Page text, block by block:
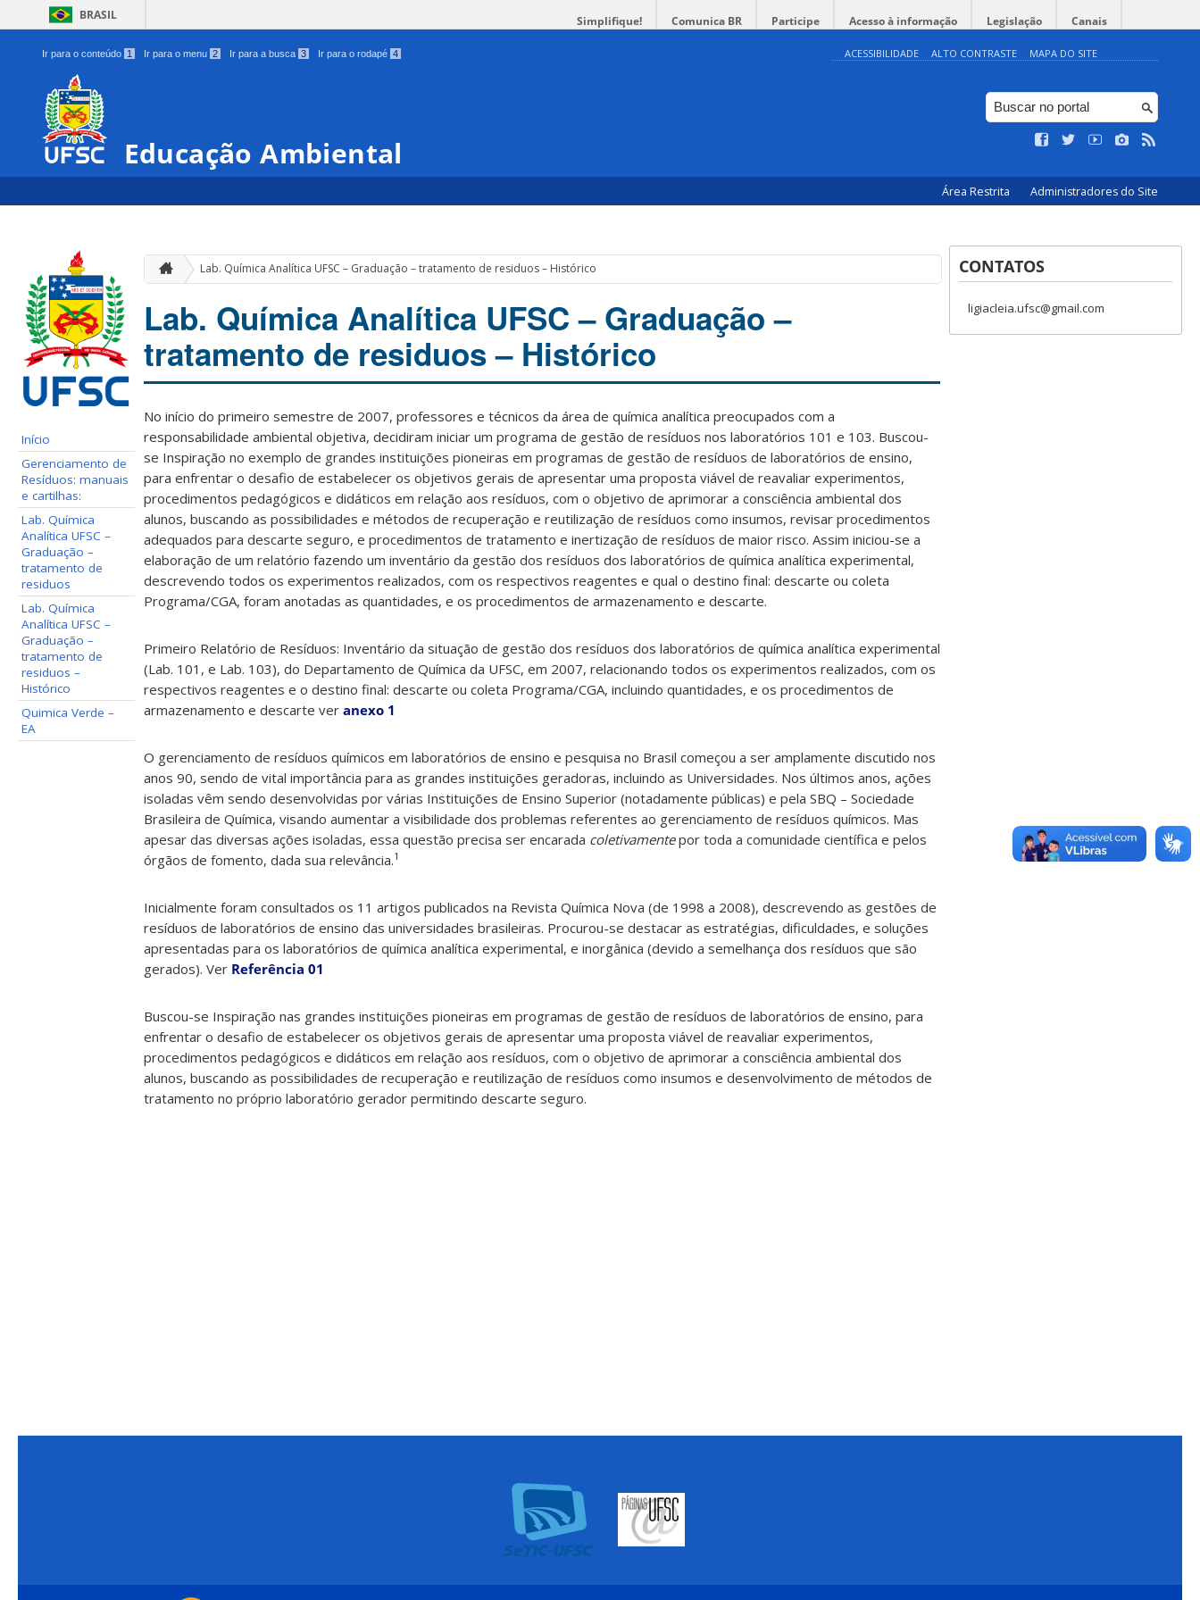
BRASIL Simplifique! Comunica BR Participe Acesso à informação Legislação Canais
Ir para o conteúdo 1 Ir para o menu 2 Ir para a busca 3 Ir para o rodapé 4 ACESSIBILIDADE ALTO CONTRASTE MAPA DO SITE
Educação Ambiental
Área Restrita Administradores do Site
Início
Gerenciamento de
Resíduos: manuais
e cartilhas:
Lab. Química
Analítica UFSC –
Graduação –
tratamento de
residuos
Lab. Química
Analítica UFSC –
Graduação –
tratamento de
residuos –
Histórico
Quimica Verde –
EA
Lab. Química Analítica UFSC – Graduação – tratamento de residuos – Histórico
Lab. Química Analítica UFSC – Graduação –
tratamento de residuos – Histórico
No início do primeiro semestre de 2007, professores e técnicos da área de química analítica preocupados com a
responsabilidade ambiental objetiva, decidiram iniciar um programa de gestão de resíduos nos laboratórios 101 e 103. Buscou-
se Inspiração no exemplo de grandes instituições pioneiras em programas de gestão de resíduos de laboratórios de ensino,
para enfrentar o desafio de estabelecer os objetivos gerais de apresentar uma proposta viável de reavaliar experimentos,
procedimentos pedagógicos e didáticos em relação aos resíduos, com o objetivo de aprimorar a consciência ambiental dos
alunos, buscando as possibilidades e métodos de recuperação e reutilização de resíduos como insumos, revisar procedimentos
adequados para descarte seguro, e procedimentos de tratamento e inertização de resíduos de maior risco. Assim iniciou-se a
elaboração de um relatório fazendo um inventário da gestão dos resíduos dos laboratórios de química analítica experimental,
descrevendo todos os experimentos realizados, com os respectivos reagentes e qual o destino final: descarte ou coleta
Programa/CGA, foram anotadas as quantidades, e os procedimentos de armazenamento e descarte.
Primeiro Relatório de Resíduos: Inventário da situação de gestão dos resíduos dos laboratórios de química analítica experimental
(Lab. 101, e Lab. 103), do Departamento de Química da UFSC, em 2007, relacionando todos os experimentos realizados, com os
respectivos reagentes e o destino final: descarte ou coleta Programa/CGA, incluindo quantidades, e os procedimentos de
armazenamento e descarte ver anexo 1
O gerenciamento de resíduos químicos em laboratórios de ensino e pesquisa no Brasil começou a ser amplamente discutido nos
anos 90, sendo de vital importância para as grandes instituições geradoras, incluindo as Universidades. Nos últimos anos, ações
isoladas vêm sendo desenvolvidas por várias Instituições de Ensino Superior (notadamente públicas) e pela SBQ – Sociedade
Brasileira de Química, visando aumentar a visibilidade dos problemas referentes ao gerenciamento de resíduos químicos. Mas
apesar das diversas ações isoladas, essa questão precisa ser encarada coletivamentepor toda a comunidade científica e pelos
órgãos de fomento, dada sua relevância.1
Inicialmente foram consultados os 11 artigos publicados na Revista Química Nova (de 1998 a 2008), descrevendo as gestões de
resíduos de laboratórios de ensino das universidades brasileiras. Procurou-se destacar as estratégias, dificuldades, e soluções
apresentadas para os laboratórios de química analítica experimental, e inorgânica (devido a semelhança dos resíduos que são
gerados). Ver Referência 01
Buscou-se Inspiração nas grandes instituições pioneiras em programas de gestão de resíduos de laboratórios de ensino, para
enfrentar o desafio de estabelecer os objetivos gerais de apresentar uma proposta viável de reavaliar experimentos,
procedimentos pedagógicos e didáticos em relação aos resíduos, com o objetivo de aprimorar a consciência ambiental dos
alunos, buscando as possibilidades de recuperação e reutilização de resíduos como insumos e desenvolvimento de métodos de
tratamento no próprio laboratório gerador permitindo descarte seguro.
CONTATOS
ligiacleia.ufsc@gmail.com